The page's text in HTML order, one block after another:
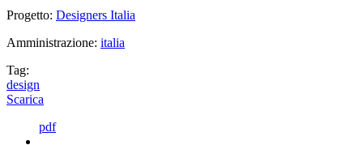
Progetto: Designers Italia
Amministrazione: italia
Tag:
design
Scarica
pdf